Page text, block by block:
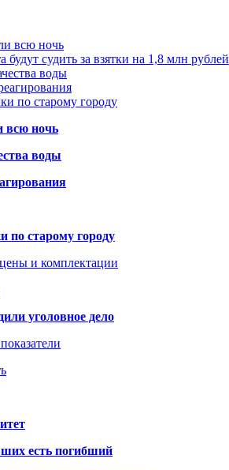
всю ночь
судить за взятки на 1,8 млн рублей
воды
по старому городу
всю ночь
воды
по старому городу
и комплектации
уголовное дело
есть погибший